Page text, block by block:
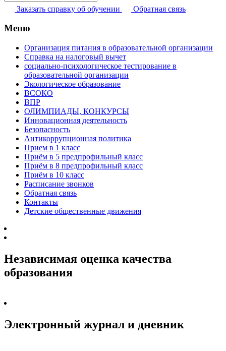
Заказать справку об обучении Обратная связь
Меню
Организация питания в образовательной организации
Справка на налоговый вычет
социально-психологическое тестирование в
образовательной организации
Экологическое образование
ВСОКО
ВПР
ОЛИМПИАДЫ, КОНКУРСЫ
Инновационная деятельность
Безопасность
Антикоррупционная политика
Прием в 1 класс
Приём в 5 предпрофильный класс
Приём в 8 предпрофильный класс
Приём в 10 класс
Расписание звонков
Обратная связь
Контакты
Детские общественные движения
Независимая оценка качества
образования
Электронный журнал и дневник